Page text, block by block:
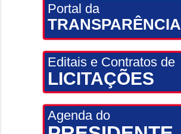
Portal da
TRANSPARÊNCIA
Editais e Contratos de
LICITAÇÕES
Agenda do